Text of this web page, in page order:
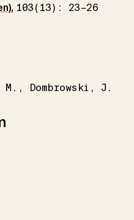
, 103(13): 23–26
M. Dombrowski J.